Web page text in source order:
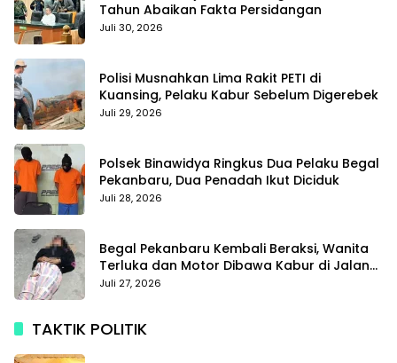
Tahun Abaikan Fakta Persidangan
Juli 30, 2026
Polisi Musnahkan Lima Rakit PETI di
Kuansing, Pelaku Kabur Sebelum Digerebek
Juli 29, 2026
Polsek Binawidya Ringkus Dua Pelaku Begal
Pekanbaru, Dua Penadah Ikut Diciduk
Juli 28, 2026
Begal Pekanbaru Kembali Beraksi, Wanita
Terluka dan Motor Dibawa Kabur di Jalan
Teropong
Juli 27, 2026
TAKTIK POLITIK